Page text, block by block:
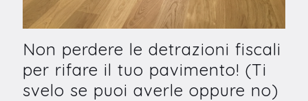
Non perdere le detrazioni fiscali
per rifare il tuo pavimento! (Ti
svelo se puoi averle oppure no)